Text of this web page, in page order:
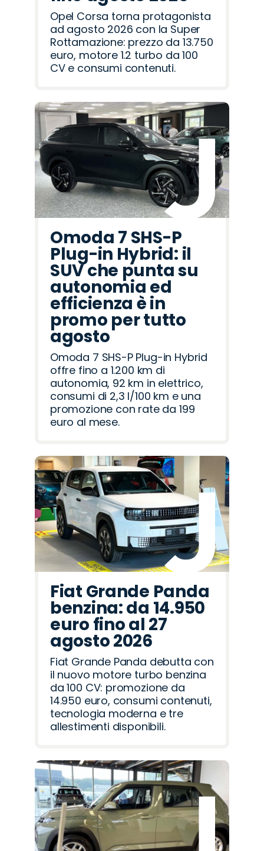
Opel Corsa torna protagonista
ad agosto 2026 con la Super
Rottamazione: prezzo da 13.750
euro, motore 1.2 turbo da 100
CV e consumi contenuti.
Omoda 7 SHS-P
Plug-in Hybrid: il
SUV che punta su
autonomia ed
efficienza è in
promo per tutto
agosto
Omoda 7 SHS-P Plug-in Hybrid
offre fino a 1.200 km di
autonomia, 92 km in elettrico,
consumi di 2,3 l/100 km e una
promozione con rate da 199
euro al mese.
Fiat Grande Panda
benzina: da 14.950
euro fino al 27
agosto 2026
Fiat Grande Panda debutta con
il nuovo motore turbo benzina
da 100 CV: promozione da
14.950 euro, consumi contenuti,
tecnologia moderna e tre
allestimenti disponibili.